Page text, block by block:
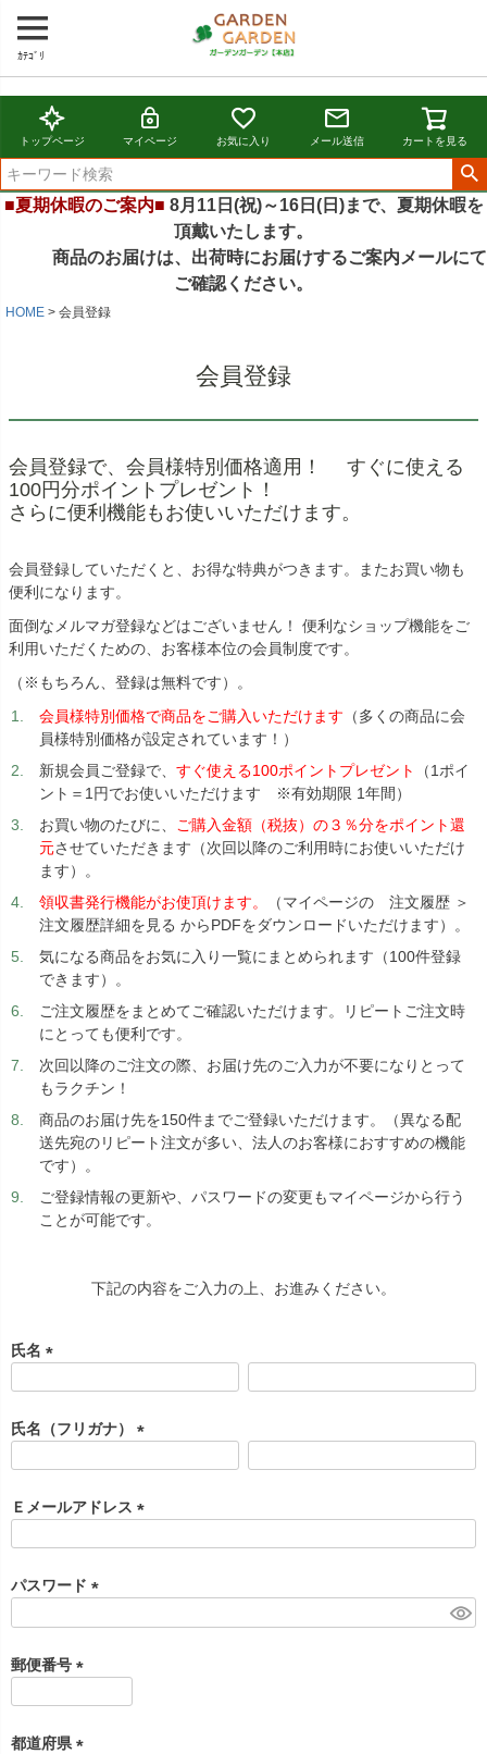
ｶﾃｺﾞﾘ
トップページ マイページ お気に入り メール送信 カートを見る
■夏期休暇のご案内■ 8月11日(祝)～16日(日)まで、夏期休暇を
頂戴いたします。
商品のお届けは、出荷時にお届けするご案内メールにて
ご確認ください。
HOME 会員登録
会員登録
会員登録で、会員様特別価格適用！ すぐに使える
100円分ポイントプレゼント！
さらに便利機能もお使いいただけます。
会員登録していただくと、お得な特典がつきます。またお買い物も
便利になります。
面倒なメルマガ登録などはございません！ 便利なショップ機能をご
利用いただくための、お客様本位の会員制度です。
（※もちろん、登録は無料です）。
会員様特別価格で商品をご購入いただけます （多くの商品に会
員様特別価格が設定されています！）
新規会員ご登録で、 すぐ使える100ポイントプレゼント
（1ポイ
ント＝1円でお使いいただけます ※有効期限 1年間）
お買い物のたびに、 ご購入金額（税抜）の３％分をポイント還
元させていただきます（次回以降のご利用時にお使いいただけ
ます）。
領収書発行機能がお使頂けます。
（マイページの 注文履歴 ＞
注文履歴詳細を見る からPDFをダウンロードいただけます）。
気になる商品をお気に入り一覧にまとめられます（100件登録
できます）。
ご注文履歴をまとめてご確認いただけます。リピートご注文時
にとっても便利です。
次回以降のご注文の際、お届け先のご入力が不要になりとって
もラクチン！
商品のお届け先を150件までご登録いただけます。（異なる配
送先宛のリピート注文が多い、法人のお客様におすすめの機能
です）。
ご登録情報の更新や、パスワードの変更もマイページから行う
ことが可能です。
下記の内容をご入力の上、お進みください。
氏名
須
)
氏名（フリガナ）
須
)
Ｅメールアドレス
)
パスワード
)
郵便番号
須
都道府県